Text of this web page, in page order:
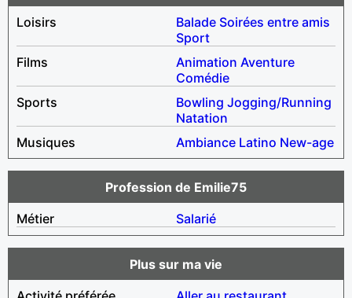
Loisirs
Balade Soirées entre amis
Sport
Films
Animation Aventure
Comédie
Sports
Bowling Jogging/Running
Natation
Musiques
Ambiance Latino New-age
Profession de Emilie75
Métier
Salarié
Plus sur ma vie